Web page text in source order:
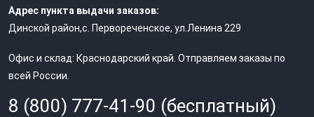
Адрес пункта выдачи заказов:
Динской район,с. Первореченское, ул.Ленина 229
Офис и склад: Краснодарский край. Отправляем заказы по
всей России.
8 (800) 777-41-90 (бесплатный)